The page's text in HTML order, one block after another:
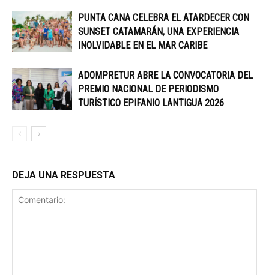
PUNTA CANA CELEBRA EL ATARDECER CON
SUNSET CATAMARÁN, UNA EXPERIENCIA
INOLVIDABLE EN EL MAR CARIBE
ADOMPRETUR ABRE LA CONVOCATORIA DEL
PREMIO NACIONAL DE PERIODISMO
TURÍSTICO EPIFANIO LANTIGUA 2026
DEJA UNA RESPUESTA